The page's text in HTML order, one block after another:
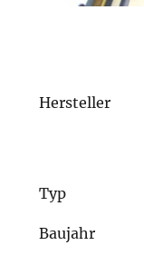
Hersteller
Typ
Baujahr